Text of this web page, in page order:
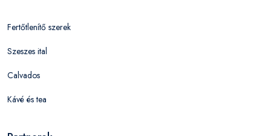
Fertőtlenítő szerek
Szeszes ital
Calvados
Kávé és tea